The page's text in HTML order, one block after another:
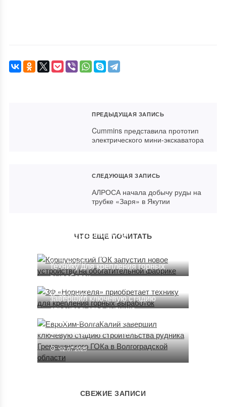
ПРЕДЫДУЩАЯ ЗАПИСЬ
Cummins представила прототип
электрического мини-экскаватора
СЛЕДУЮЩАЯ ЗАПИСЬ
АЛРОСА начала добычу руды на
трубке «Заря» в Якутии
ЧТО ЕЩЕ ПОЧИТАТЬ
новое устройство на
03.12.2017
ЗФ «Норникеля» приобретает
технику для крепления горных
выработок
08.10.2019
ЕвроХим-ВолгаКалий
завершил ключевую стадию
строительства рудника
Гремячинского ГОКа в
Волгоградской области
02.07.2025
СВЕЖИЕ ЗАПИСИ